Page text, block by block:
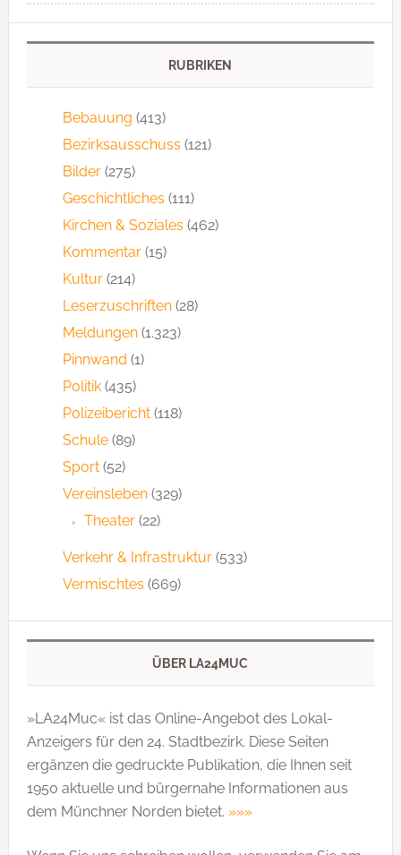
RUBRIKEN
Bebauung (413)
Bezirksausschuss (121)
Bilder(275)
Geschichtliches (111)
Kirchen & Soziales (462)
Kommentar(15)
Kultur(214)
Leserzuschriften(28)
Meldungen(1.323)
Pinnwand (1)
Politik(435)
Polizeibericht(118)
Schule(89)
Sport(52)
Vereinsleben(329)
Theater(22)
Verkehr & Infrastruktur(533)
Vermischtes (669)
ÜBER LA24MUC
»LA24Muc« ist das Online-Angebot des Lokal-
Anzeigers für den 24. Stadtbezirk. Diese Seiten
ergänzen die gedruckte Publi­kation, die Ihnen seit
1950 aktuelle und bürgernahe Informationen aus
dem Münchner Norden bietet. »»»